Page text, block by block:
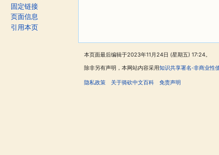
固定链接
页面信息
引用本页
本页面最后编辑于2023年11月24日 (星期五) 17:24。
除非另有声明，本网站内容采用知识共享署名-非商业性
隐私政策 关于骑砍中文百科 免责声明